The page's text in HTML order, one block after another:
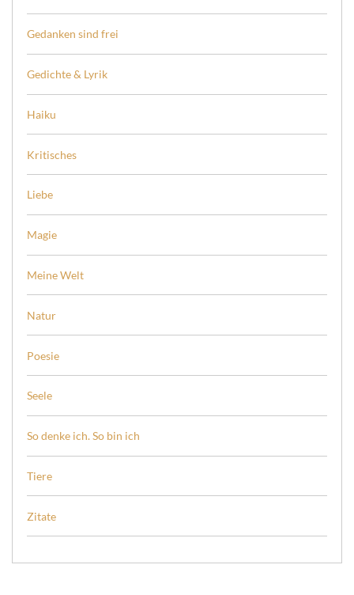
Gedanken sind frei
Gedichte & Lyrik
Haiku
Kritisches
Liebe
Magie
Meine Welt
Natur
Poesie
Seele
So denke ich. So bin ich
Tiere
Zitate